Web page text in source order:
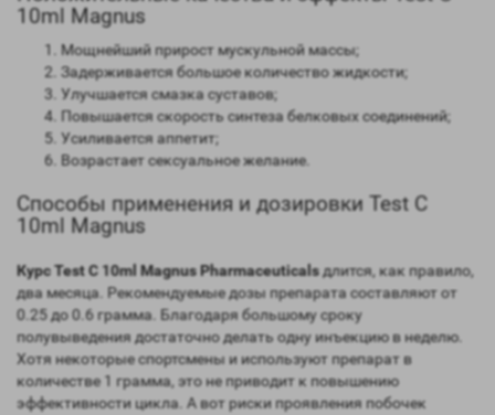
10ml Magnus
Мощнейший прирост мускульной массы;
Задерживается большое количество жидкости;
Улучшается смазка суставов;
Повышается скорость синтеза белковых соединений;
Усиливается аппетит;
Возрастает сексуальное желание.
Способы применения и дозировки Test C
10ml Magnus
Курс Test C 10ml Magnus Pharmaceuticalsдлится, как правило,
два месяца. Рекомендуемые дозы препарата составляют от
0.25 до 0.6 грамма. Благодаря большому сроку
полувыведения достаточно делать одну инъекцию в неделю.
Хотя некоторые спортсмены и используют препарат в
количестве 1 грамма, это не приводит к повышению
эффективности цикла. А вот риски проявления побочек